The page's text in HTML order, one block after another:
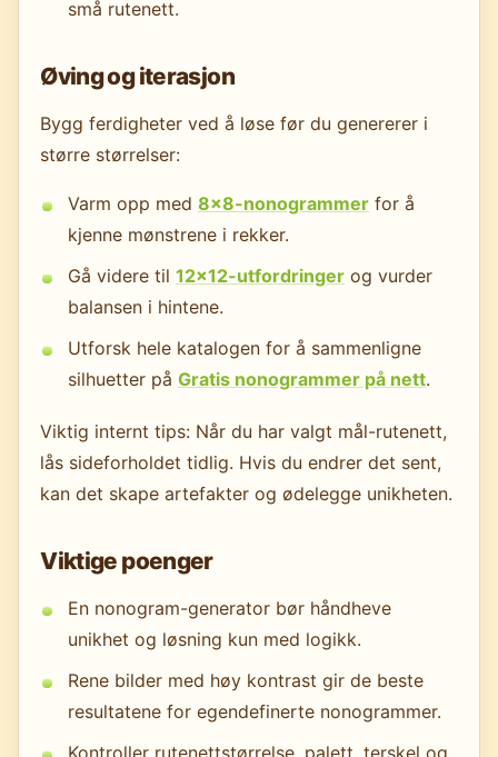
små rutenett.
Øving og iterasjon
Bygg ferdigheter ved å løse før du genererer i
større størrelser:
Varm opp med 8×8-nonogrammerfor å
kjenne mønstrene i rekker.
Gå videre til 12×12-utfordringerog vurder
balansen i hintene.
Utforsk hele katalogen for å sammenligne
silhuetter på Gratis nonogrammer på nett.
Viktig internt tips: Når du har valgt mål-rutenett,
lås sideforholdet tidlig. Hvis du endrer det sent,
kan det skape artefakter og ødelegge unikheten.
Viktige poenger
En nonogram-generator bør håndheve
unikhet og løsning kun med logikk.
Rene bilder med høy kontrast gir de beste
resultatene for egendefinerte nonogrammer.
Kontroller rutenettstørrelse, palett, terskel og